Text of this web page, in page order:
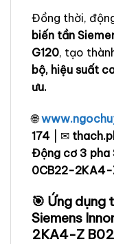
Đồng thời,
biến tần
G120, tạo
bộ, hiệu suất
ưu.
🌐
174 | ✉
Động cơ 3 pha
0CB22-2KA4-
🎯 Ứng
Siemens
2KA4-Z B02